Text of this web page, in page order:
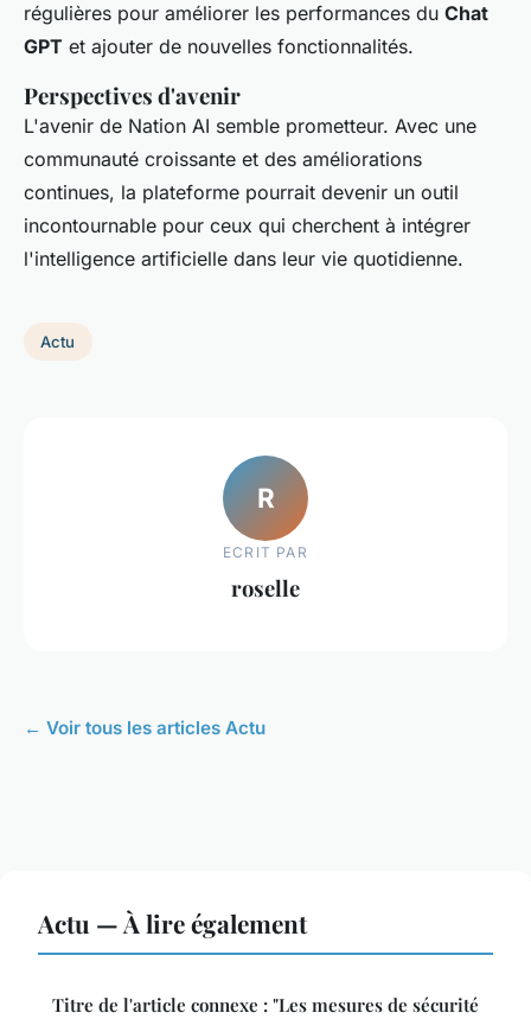
régulières pour améliorer les performances du Chat
GPT et ajouter de nouvelles fonctionnalités.
Perspectives d'avenir
L'avenir de Nation AI semble prometteur. Avec une
communauté croissante et des améliorations
continues, la plateforme pourrait devenir un outil
incontournable pour ceux qui cherchent à intégrer
l'intelligence artificielle dans leur vie quotidienne.
Actu
R
ECRIT PAR
roselle
← Voir tous les articles Actu
Actu — À lire également
Titre de l'article connexe : "Les mesures de sécurité